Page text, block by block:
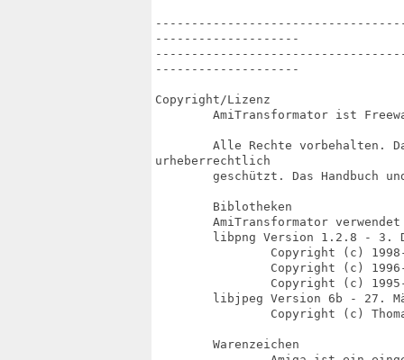
--------------------
--------------------
Copyright/Lizenz
urheberrechtlich